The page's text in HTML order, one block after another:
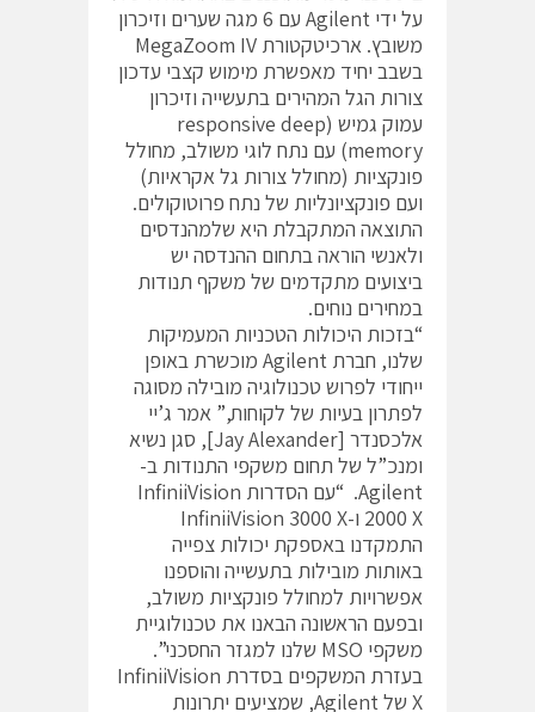
על ידי Agilent עם 6 מגה שערים וזיכרון
משובץ. ארכיטקטורת MegaZoom IV
בשבב יחיד מאפשרת מימוש קצבי עדכון
צורות הגל המהירים בתעשייה וזיכרון
עמוק גמיש (responsive deep
memory) עם נתח לוגי משולב, מחולל
פונקציות (מחולל צורות גל אקראיות)
ועם פונקציונליות של נתח פרוטוקולים.
התוצאה המתקבלת היא שלמהנדסים
ולאנשי הוראה בתחום ההנדסה יש
ביצועים מתקדמים של משקף תנודות
במחירים נוחים.
“בזכות היכולות הטכניות המעמיקות
שלנו, חברת Agilent מוכשרת באופן
ייחודי לפרוש טכנולוגיה מובילה מסוגה
לפתרון בעיות של לקוחות,” אמר ג’יי
אלכסנדר [Jay Alexander], סגן נשיא
ומנכ”ל של תחום משקפי התנודות ב-
Agilent. “עם הסדרות InfiniiVision
2000 X ו-InfiniiVision 3000 X
התמקדנו באספקת יכולות צפייה
באותות מובילות בתעשייה והוספנו
אפשרויות למחולל פונקציות משולב,
ובפעם הראשונה הבאנו את טכנולוגיית
משקפי MSO שלנו למגזר החסכני”.
בעזרת המשקפים בסדרת InfiniiVision
X של Agilent, שמציעים יתרונות